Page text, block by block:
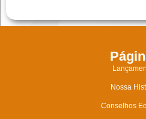
Nossa
Conselhos